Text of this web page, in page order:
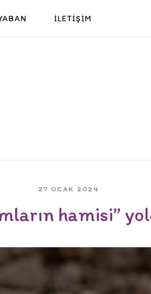
İLETİŞİM
27 OCAK 2024
hamisi”